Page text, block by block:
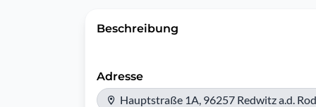
Beschreibung
Adresse
Hauptstraße 1A, 96257 Redwitz a.d.